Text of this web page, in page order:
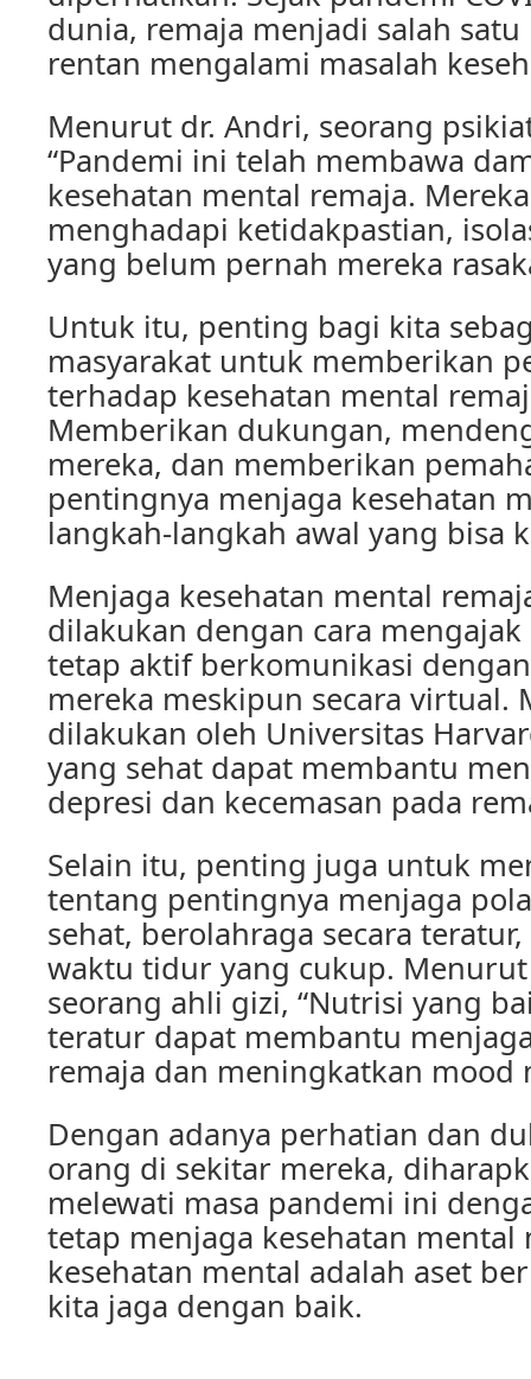
dunia, remaja menjadi salah
rentan mengalami masalah
Menurut dr. Andri, seorang
“Pandemi ini telah membawa
kesehatan mental remaja.
menghadapi ketidakpastian,
yang belum pernah mereka
Untuk itu, penting bagi kita
masyarakat untuk memberikan
terhadap kesehatan mental
Memberikan dukungan,
mereka, dan memberikan
pentingnya menjaga kesehatan
langkah-langkah awal yang bisa
Menjaga kesehatan mental
dilakukan dengan cara
tetap aktif berkomunikasi
mereka meskipun secara virtual.
dilakukan oleh Universitas
yang sehat dapat membantu
depresi dan kecemasan pada
Selain itu, penting juga untuk
tentang pentingnya menjaga
sehat, berolahraga secara
waktu tidur yang cukup.
seorang ahli gizi, “Nutrisi yang
teratur dapat membantu
remaja dan meningkatkan mood
Dengan adanya perhatian dan
orang di sekitar mereka,
melewati masa pandemi ini
tetap menjaga kesehatan mental
kesehatan mental adalah aset
kita jaga dengan baik.